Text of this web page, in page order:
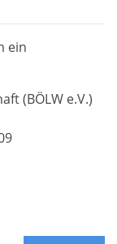
ein
(BÖLW e.V.)